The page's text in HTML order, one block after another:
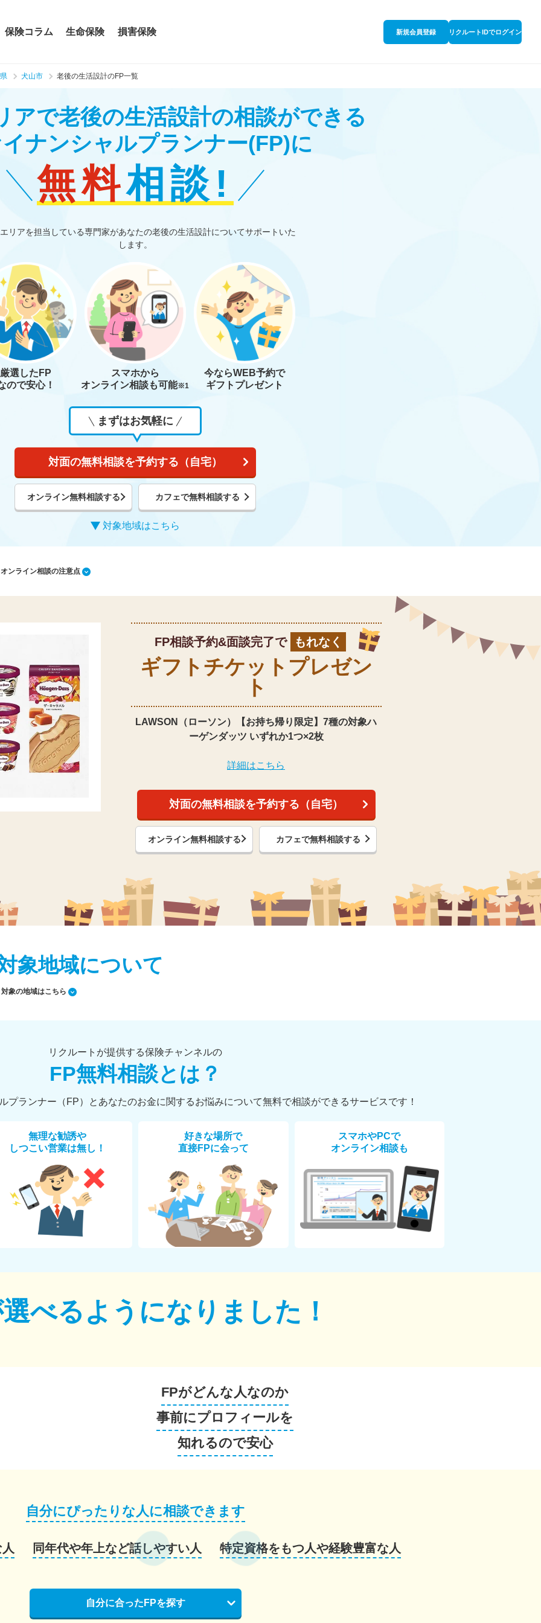
保険コラム 生命保険 損害保険 新規会員登録 リクルートIDでログイン
犬山市 老後の生活設計のFP一覧
アで老後の生活設計の相談ができる
ナンシャルプランナー(FP)に
無料相談!
リアを担当している専門家があなたの老後の生活設計についてサポートいた
します。
厳選したFP
ので安心！
スマホから
オンライン相談も可能※1
今ならWEB予約で
ギフトプレゼント
まずはお気軽に
対面の無料相談を予約する（自宅）
オンライン無料相談する カフェで無料相談する
対象地域はこちら
ンライン相談の注意点
FP相談予約&面談完了で もれなく
ギフトチケット プレゼン
ト
LAWSON（ローソン）【お持ち帰り限定】 7種の対象ハ
ーゲンダッツ いずれか1つ×2枚
詳細はこちら
対面の無料相談を予約する（自宅）
オンライン無料相談する カフェで無料相談する
象地域について
対象の地域はこちら
リクルートが提供する保険チャンネルの
FP無料相談とは？
プランナー（FP）とあなたのお金に関するお悩みについて無料で相談ができるサービスです！
無理な勧誘や
しつこい営業は無し！
好きな場所で
直接FPに会って
スマホやPCで
オンライン相談も
べるようになりました！
FPがどんな人なのか
事前にプロフィールを
知れるので安心
自分にぴったりな人に相談できます
同年代や年上など話しやすい人 特定資格をもつ人や経験豊富な人
自分に合ったFPを探す